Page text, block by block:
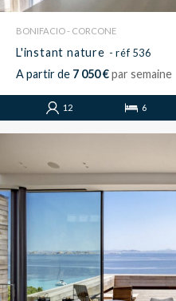
BONIFACIO - CORCONE
L'instant nature - réf 536
A partir de 7 050 €par semaine
12 6